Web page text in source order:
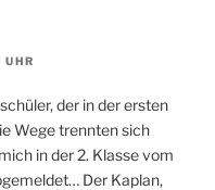
der in der ersten
Wege trennten sich
in der 2. Klasse vom
Der Kaplan,